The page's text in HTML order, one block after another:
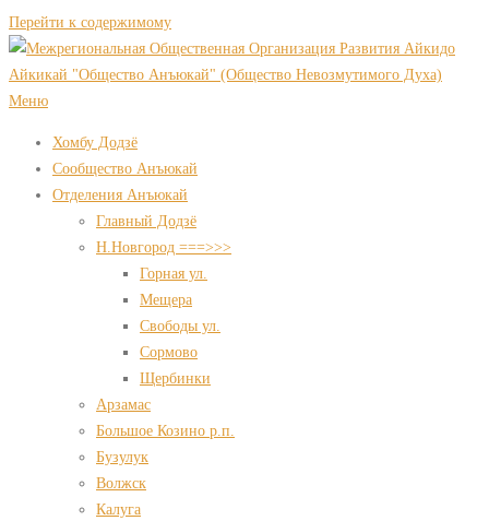
Перейти к содержимому
Меню
Хомбу Додзё
Сообщество Анъюкай
Отделения Анъюкай
Главный Додзё
Н.Новгород ===>>>
Горная ул.
Мещера
Свободы ул.
Сормово
Щербинки
Арзамас
Большое Козино р.п.
Бузулук
Волжск
Калуга